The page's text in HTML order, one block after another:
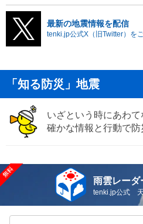
最新の地震情報を配信
tenki.jp公式X（旧Twitter）を
「知る防災」地震
いざという時にあわて
確かな情報と行動で
雨雲レーダ
tenki.jp公式 天